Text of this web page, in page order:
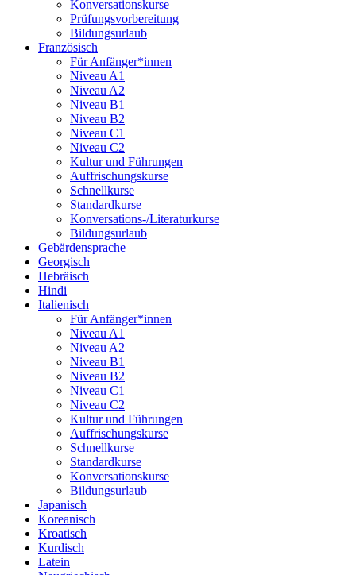
Konversationskurse
Prüfungsvorbereitung
Bildungsurlaub
Französisch
Für Anfänger*innen
Niveau A1
Niveau A2
Niveau B1
Niveau B2
Niveau C1
Niveau C2
Kultur und Führungen
Auffrischungskurse
Schnellkurse
Standardkurse
Konversations-/Literaturkurse
Bildungsurlaub
Gebärdensprache
Georgisch
Hebräisch
Hindi
Italienisch
Für Anfänger*innen
Niveau A1
Niveau A2
Niveau B1
Niveau B2
Niveau C1
Niveau C2
Kultur und Führungen
Auffrischungskurse
Schnellkurse
Standardkurse
Konversationskurse
Bildungsurlaub
Japanisch
Koreanisch
Kroatisch
Kurdisch
Latein